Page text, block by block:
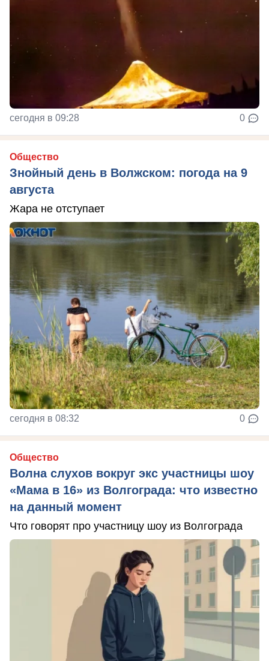
сегодня в 09:28 0
Общество
Знойный день в Волжском: погода на 9
августа
Жара не отступает
сегодня в 08:32 0
Общество
Волна слухов вокруг экс участницы шоу
«Мама в 16» из Волгограда: что известно
на данный момент
Что говорят про участницу шоу из Волгограда